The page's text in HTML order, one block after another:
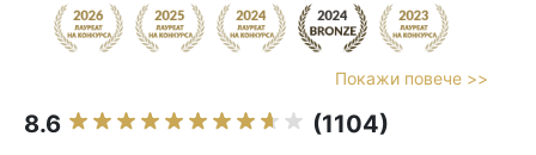
Покажи повече >>
8.6 (1104)